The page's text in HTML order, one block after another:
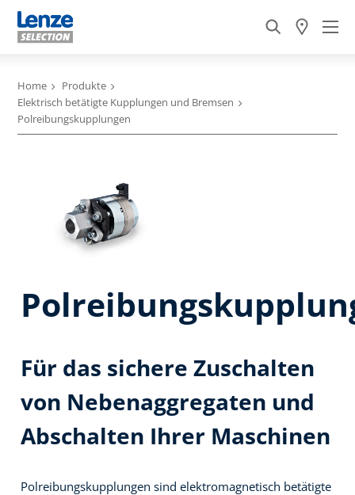
Home
Produkte
Elektrisch betätigte Kupplungen und Bremsen
Polreibungskupplungen
Für das sichere Zuschalten
von Nebenaggregaten und
Abschalten Ihrer Maschinen
Polreibungskupplungen sind elektromagnetisch betätigte